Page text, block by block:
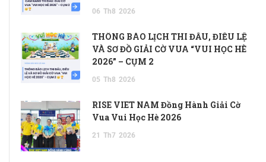
06 Th8 2026
THÔNG BÁO LỊCH THI ĐẤU, ĐIỀU LỆ
VÀ SƠ ĐỒ GIẢI CỜ VUA “VUI HỌC HÈ
2026” – CỤM 2
05 Th8 2026
RISE VIET NAM Đồng Hành Giải Cờ
Vua Vui Học Hè 2026
21 Th7 2026